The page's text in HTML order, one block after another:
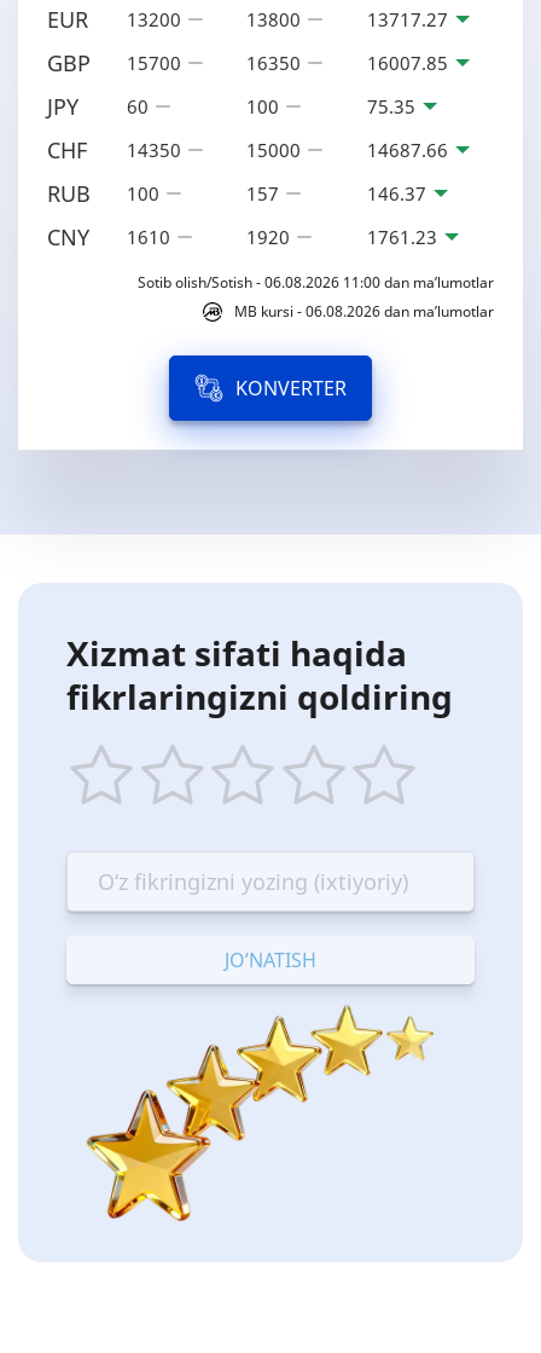
EUR 13200 13800 13717.27
GBP 15700 16350 16007.85
JPY 60 100 75.35
CHF 14350 15000 14687.66
RUB 100 157 146.37
CNY 1610 1920 1761.23
Sotib olish/Sotish - 06.08.2026 11:00 dan ma’lumotlar
MB kursi - 06.08.2026 dan ma’lumotlar
KONVERTER
Xizmat sifati haqida
fikrlaringizni qoldiring
star
Terrible
stars
—
Bad
stars
—
OK
stars
—
Good
stars
—
Excellent